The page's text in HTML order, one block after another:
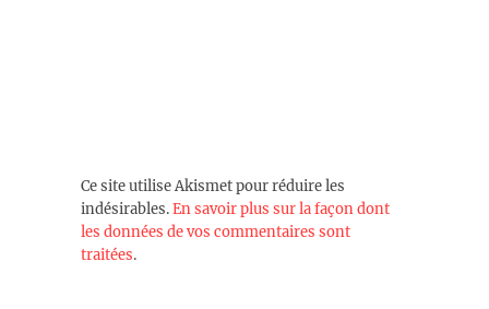
Ce site utilise Akismet pour réduire les
indésirables.En savoir plus sur la façon dont
les données de vos commentaires sont
traitées.